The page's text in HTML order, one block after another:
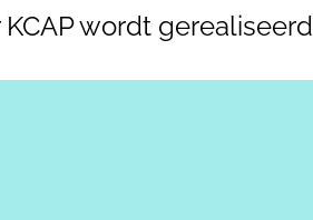
wordt gerealiseerd